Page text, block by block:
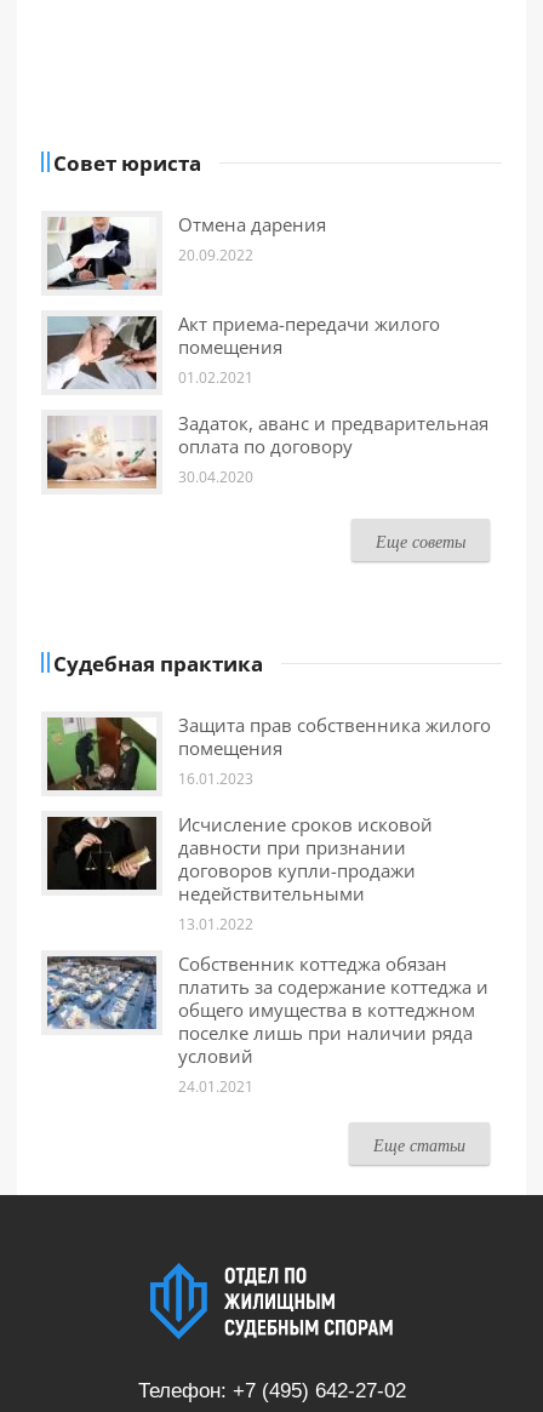
Совет юриста
Отмена дарения
20.09.2022
Акт приема-передачи жилого
помещения
01.02.2021
Задаток, аванс и предварительная
оплата по договору
30.04.2020
Еще советы
Судебная практика
Защита прав собственника жилого
помещения
16.01.2023
Исчисление сроков исковой
давности при признании
договоров купли-продажи
недействительными
13.01.2022
Собственник коттеджа обязан
платить за содержание коттеджа и
общего имущества в коттеджном
поселке лишь при наличии ряда
условий
24.01.2021
Еще статьи
Телефон: +7 (495) 642-27-02